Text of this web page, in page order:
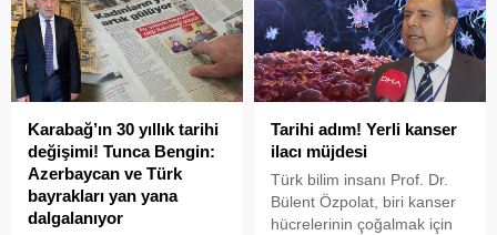
dolandırdığı iddiasıyla
tutuklanan banka müdürü
Seçil Erzan’ın suç ortağı mı
vardı? Bir tanık ifadesinde
Seçil Erzan’a bir çanta
dolusu para verdiği sırada
yanında bir kadın olduğunu
söyledi. Ancak yapılan tüm
incelemelerde...
sakinleri, 4. katta bulunan
asansörü çağırmak için
düğmeye bastı.
Karabağ’ın 30 yıllık tarihi
değişimi! Tunca Bengin:
Azerbaycan ve Türk
bayrakları yan yana
dalgalanıyor
Tarihi adım! Yerli kanser
ilacı müjdesi
Türk bilim insanı Prof. Dr.
Bülent Özpolat, biri kanser
hücrelerinin çoğalmak için